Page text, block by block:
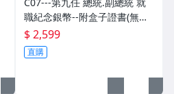
職紀念銀幣--附盒子證書(無外
紙盒)
$ 2,599
直購